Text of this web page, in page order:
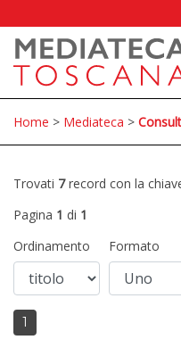
Home > Mediateca >
Trovati 7record con la
Pagina 1 di 1
Ordinamento
Formato
1